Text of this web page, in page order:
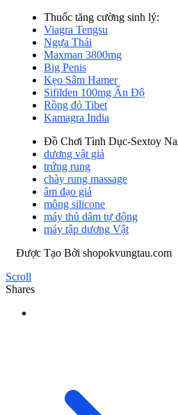
Thuốc tăng cường sinh lý:
Viagra Tengsu
Ngựa Thái
Maxman 3800mg
Big Penis
Kẹo Sâm Hamer
Sifilden 100mg Ấn Độ
Rồng đỏ Tibet
Kamagra India
Đồ Chơi Tình Dục-Sextoy
dương vật giả
trứng rung
chày rung massage
âm đạo giả
mông silicone
máy thủ dâm tự động
máy tập dương Vật
Được Tạo Bởi shopokvungtau.com
Scroll
Shares